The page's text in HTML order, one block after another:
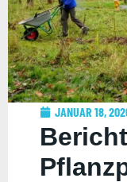
JANUAR 18,